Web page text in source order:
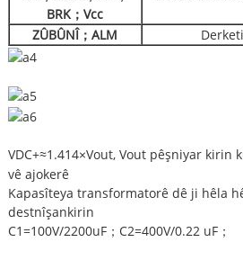
BRK；Vcc
ZÛBÛNÎ；ALM
VDC+≈1.414×Vout, Vout pêşniyar kirin
vê ajokerê
Kapasîteya transformatorê dê ji hêla
destnîşankirin
C1=100V/2200uF； C2=400V/0.22 uF；